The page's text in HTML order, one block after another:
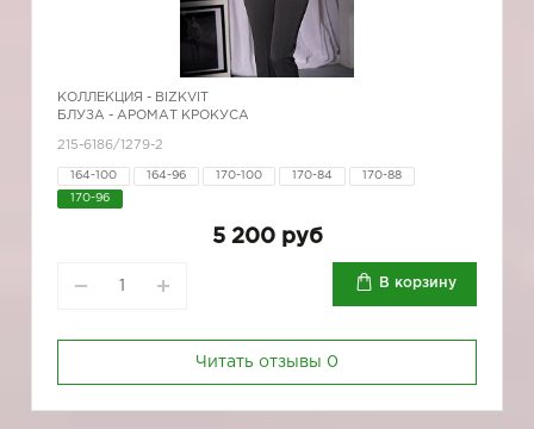
КОЛЛЕКЦИЯ - BIZKVIT
БЛУЗА - АРОМАТ КРОКУСА
215-6186/1279-2
164-100 164-96 170-100 170-84 170-88
170-96
5 200 руб
В корзину
Читать отзывы 0